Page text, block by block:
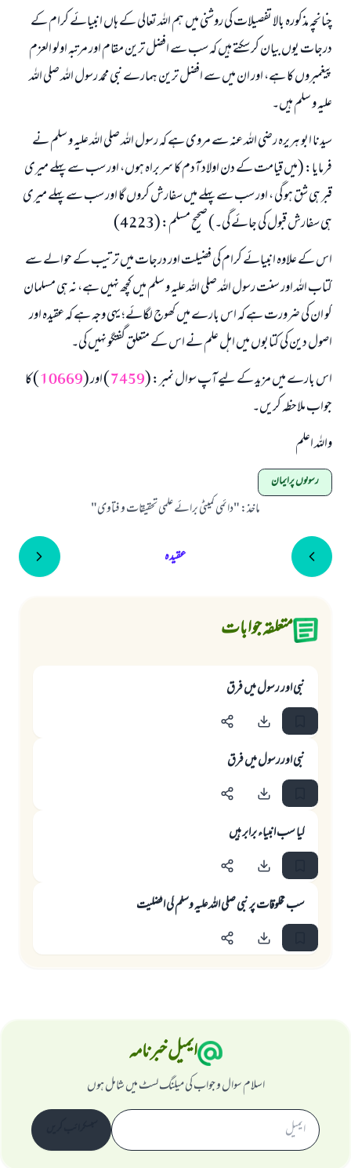
چنانچہ مذکورہ بالا تفصیلات کی روشنی میں ہم اللہ تعالی کے ہاں انبیائے کرام کے
درجات یوں بیان کر سکتے ہیں کہ سب سے افضل ترین مقام اور مرتبہ اولو العزم
پیغمبروں کا ہے، اور ان میں سے افضل ترین ہمارے نبی محمد رسول اللہ صلی اللہ
علیہ و سلم ہیں۔
سیدنا ابو ہریرہ رضی اللہ عنہ سے مروی ہے کہ رسول اللہ صلی اللہ علیہ و سلم نے
فرمایا: (میں قیامت کے دن اولاد آدم کا سربراہ ہوں، اور سب سے پہلے میری
قبر ہی شق ہو گی ، اور سب سے پہلے میں سفارش کروں گا اور سب سے پہلے میری
ہی سفارش قبول کی جائے گی۔) صحیح مسلم: (4223)
اس کے علاوہ انبیائے کرام کی فضیلت اور درجات میں ترتیب کے حوالے سے
کتاب اللہ اور سنت رسول اللہ صلی اللہ علیہ و سلم میں کچھ نہیں ہے، نہ ہی مسلمان
کو ان کی ضرورت ہے کہ اس بارے میں کھوج لگائے؛ یہی وجہ ہے کہ عقیدہ اور
اصول دین کی کتابوں میں اہل علم نے اس کے متعلق گفتگو نہیں کی۔
اس بارے میں مزید کے لیے آپ سوال نمبر: (7459) اور (10669) کا
جواب ملاحظہ کریں۔
واللہ اعلم
رسولوں پرایمان
ماخذ:"دائمی کمیٹی برائے علمی تحقیقات و فتاوی"
عقیدہ
متعلقہ جوابات
نبی اور رسول میں فرق
نبی اوررسول میں فرق
کیا سب انبیاء برابر ہیں
سب مخلوقات پر نبی صلی اللہ علیہ وسلم کی افضلیت
ایمیل خبرنامہ
اسلام سوال و جواب کی میلنگ لسٹ میں شامل ہوں